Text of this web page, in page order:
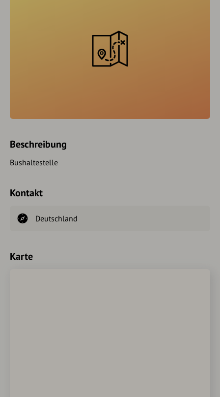
Beschreibung
Bushaltestelle
Kontakt
Deutschland
Karte